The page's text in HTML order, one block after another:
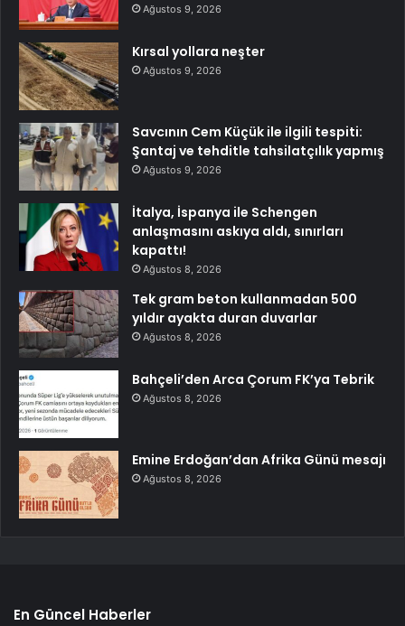
Ağustos 9, 2026
Kırsal yollara neşter
Ağustos 9, 2026
Savcının Cem Küçük ile ilgili tespiti:
Şantaj ve tehditle tahsilatçılık yapmış
Ağustos 9, 2026
İtalya, İspanya ile Schengen
anlaşmasını askıya aldı, sınırları
kapattı!
Ağustos 8, 2026
Tek gram beton kullanmadan 500
yıldır ayakta duran duvarlar
Ağustos 8, 2026
Bahçeli’den Arca Çorum FK’ya Tebrik
Ağustos 8, 2026
Emine Erdoğan’dan Afrika Günü mesajı
Ağustos 8, 2026
En Güncel Haberler